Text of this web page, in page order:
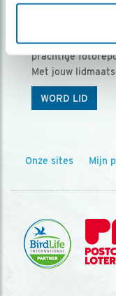
Ontvang 5 x
Vogels is het
prachtige
Met jouw
WORD LID
Onze sites Mijn